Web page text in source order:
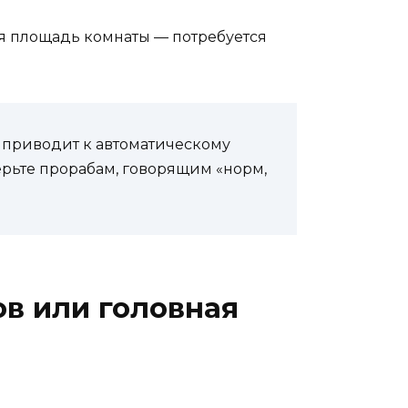
площадь комнаты — потребуется
к автоматическому
прорабам, говорящим «норм,
или головная